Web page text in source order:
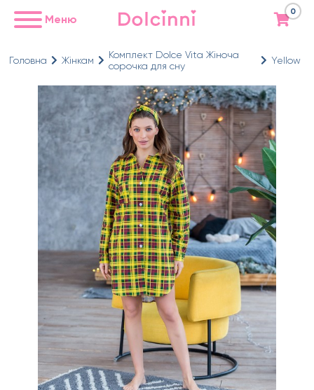
Меню
0
Головна Жінкам
Комплект Dolce Vita Жіноча
сорочка для сну
Yellow